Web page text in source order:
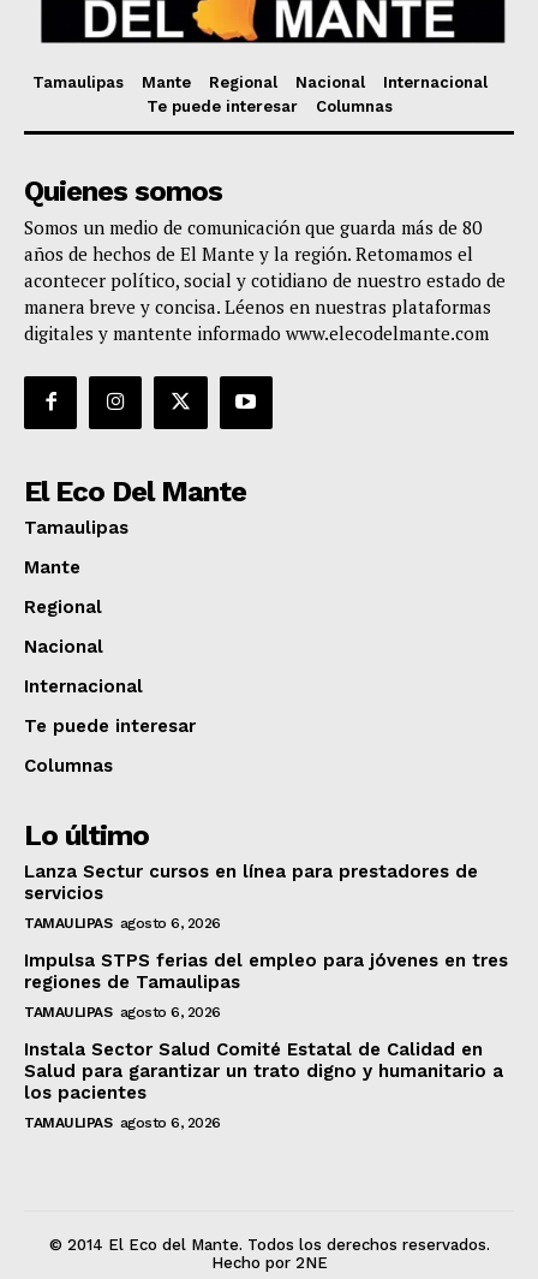
Tamaulipas Mante Regional Nacional
Internacional
Te puede interesar
Columnas
Quienes somos
Somos un medio de comunicación que guarda más de 80
años de hechos de El Mante y la región. Retomamos el
acontecer político, social y cotidiano de nuestro estado de
manera breve y concisa. Léenos en nuestras plataformas
digitales y mantente informado www.elecodelmante.com
El Eco Del Mante
Tamaulipas
Mante
Regional
Nacional
Internacional
Te puede interesar
Columnas
Lo último
Lanza Sectur cursos en línea para prestadores de
servicios
TAMAULIPAS agosto 6, 2026
Impulsa STPS ferias del empleo para jóvenes en tres
regiones de Tamaulipas
TAMAULIPAS agosto 6, 2026
Instala Sector Salud Comité Estatal de Calidad en
Salud para garantizar un trato digno y humanitario a
los pacientes
TAMAULIPAS agosto 6, 2026
© 2014 El Eco del Mante. Todos los derechos reservados.
Hecho por 2NE